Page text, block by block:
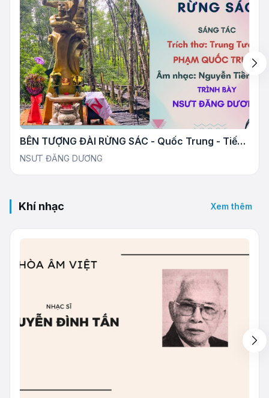
BÊN TƯỢNG ĐÀI RỪNG SÁC - Quốc Trung - Tiến
Mạnh
NSƯT ĐĂNG DƯƠNG
Khí nhạc Xem thêm